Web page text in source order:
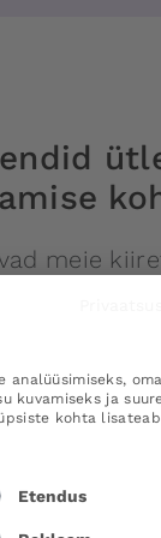
meie
Siin
mu pakk kohale
täielikult
analüüsimiseks, oma
kuvamiseks ja
kohta
Etendus